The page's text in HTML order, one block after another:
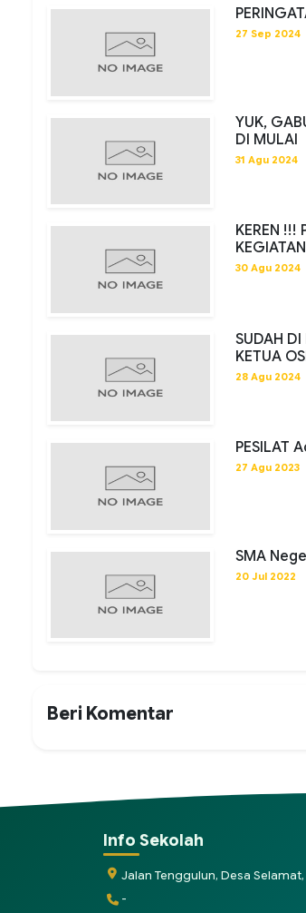
27 Sep 2024
YUK,
DI MULAI
31 Agu 2024
KEREN !!!
30 Agu 2024
SUDAH
KETUA
28 Agu 2024
PESILAT
27 Agu 2023
SMA
20 Jul 2022
Beri Komentar
Info Sekolah
Jalan Tenggulun, Desa
-